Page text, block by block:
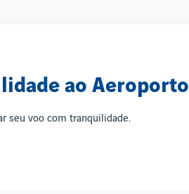
ao Aeroporto
seu voo com tranquilidade.